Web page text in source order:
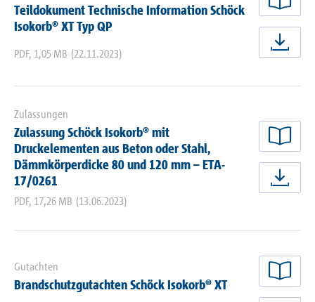
Teildokument Technische Information Schöck
Isokorb® XT Typ QP
PDF, 1,05 MB (22.11.2023)
Zulassungen
Zulassung Schöck Isokorb® mit
Druckelementen aus Beton oder Stahl,
Dämmkörperdicke 80 und 120 mm – ETA-
17/0261
PDF, 17,26 MB (13.06.2023)
Gutachten
Brandschutzgutachten Schöck Isokorb® XT